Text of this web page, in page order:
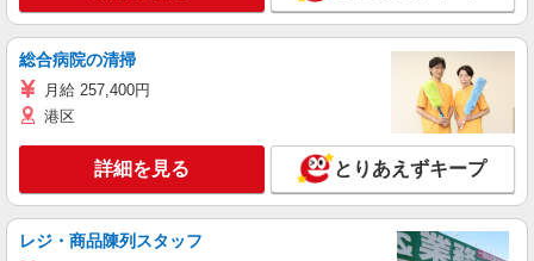
総合病院の清掃
月給 257,400円
港区
詳細を見る とりあえずキープ
レジ・商品陳列スタッフ